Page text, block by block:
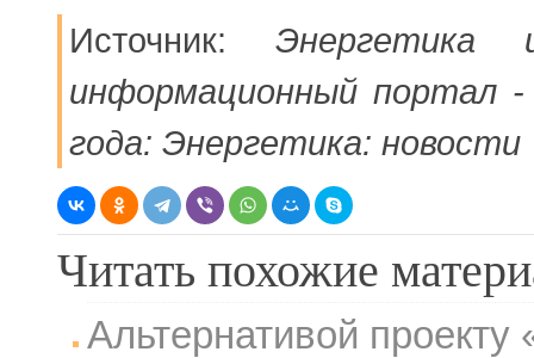
Источник:
информационный портал
года: Энергетика: новости
Читать похожие
Альтернативой